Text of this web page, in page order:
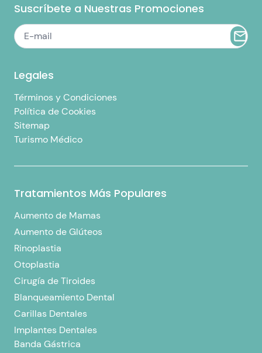
Suscríbete a Nuestras Promociones
Legales
Términos y Condiciones
Política de Cookies
Sitemap
Turismo Médico
Tratamientos Más Populares
Aumento de Mamas
Aumento de Glúteos
Rinoplastia
Otoplastia
Cirugía de Tiroides
Blanqueamiento Dental
Carillas Dentales
Implantes Dentales
Banda Gástrica